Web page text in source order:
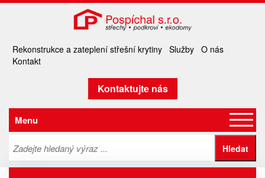
Rekonstrukce a zateplení střešní krytiny Služby O nás
Kontakt
Kontaktujte nás
Menu